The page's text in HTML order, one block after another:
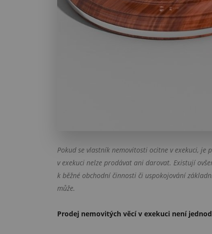
Pokud se vlastník nemovitosti ocitne v exekuci,
v exekuci nelze prodávat ani darovat. Existují
k běžné obchodní činnosti či uspokojování
může.
Prodej nemovitých věcí v exekuci není